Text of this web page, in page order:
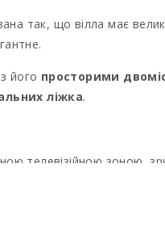
так, що вілла має
його просторими
ліжка.
телевізійною зоною,